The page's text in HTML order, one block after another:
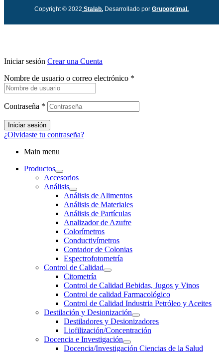
Copyright © 2022 Stalab. Desarrollado por Grupoprimal.
Iniciar sesión Crear una Cuenta
Nombre de usuario o correo electrónico *
Contraseña *
Iniciar sesión
¿Olvidaste tu contraseña?
Main menu
Productos
Accesorios
Análisis
Análisis de Alimentos
Análisis de Materiales
Análisis de Partículas
Analizador de Azufre
Colorímetros
Conductivímetros
Contador de Colonias
Espectrofotometría
Control de Calidad
Citometría
Control de Calidad Bebidas, Jugos y Vinos
Control de calidad Farmacológico
Control de Calidad Industria Petróleo y Aceites
Destilación y Desionización
Destiladores y Desionizadores
Liofilización/Concentración
Docencia e Investigación
Docencia/Investigación Ciencias de la Salud